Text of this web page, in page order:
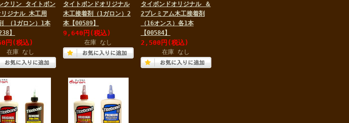
クリン タイトボン
リジナル 木工用
（1ガロン）1本
】
円 (税込)
在庫 なし
タイトボンドオリジナル
木工接着剤（1ガロン）2
本【00589】
9,640円 (税込)
在庫 なし
タイボンドオリジナル ＆
2プレミアム木工接着剤
（16オンス）各1本
【00584】
2,500円 (税込)
在庫 なし